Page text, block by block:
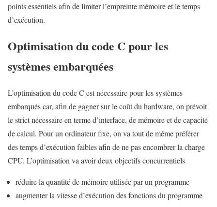
points essentiels afin de limiter l’empreinte mémoire et le temps
d’exécution.
Optimisation du code C pour les
systèmes embarquées
L’optimisation du code C est nécessaire pour les systèmes
embarqués car, afin de gagner sur le coût du hardware, on prévoit
le strict nécessaire en terme d’interface, de mémoire et de capacité
de calcul. Pour un ordinateur fixe, on va tout de même préférer
des temps d’exécution faibles afin de ne pas encombrer la charge
CPU. L’optimisation va avoir deux objectifs concurrentiels
réduire la quantité de mémoire utilisée par un programme
augmenter la vitesse d’exécution des fonctions du programme